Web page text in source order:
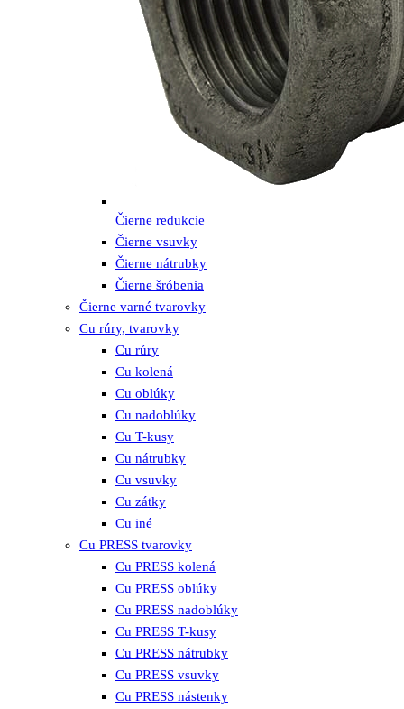
Čierne redukcie
Čierne vsuvky
Čierne nátrubky
Čierne šróbenia
Čierne varné tvarovky
Cu rúry, tvarovky
Cu rúry
Cu kolená
Cu oblúky
Cu nadoblúky
Cu T-kusy
Cu nátrubky
Cu vsuvky
Cu zátky
Cu iné
Cu PRESS tvarovky
Cu PRESS kolená
Cu PRESS oblúky
Cu PRESS nadoblúky
Cu PRESS T-kusy
Cu PRESS nátrubky
Cu PRESS vsuvky
Cu PRESS nástenky